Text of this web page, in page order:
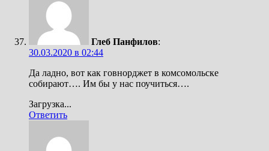
Глеб Панфилов:
30.03.2020 в 02:44
Да ладно, вот как говнорджет в комсомольске
собирают…. Им бы у нас поучиться….
Загрузка...
Ответить